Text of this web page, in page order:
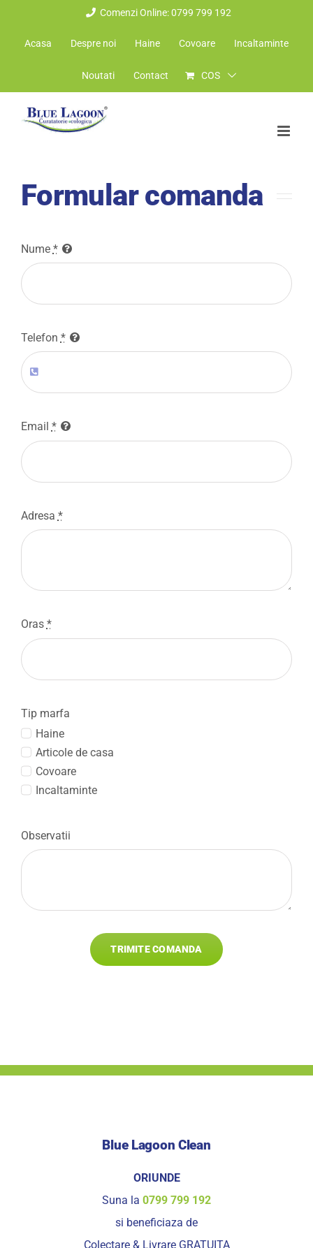
Comenzi Online: 0799 799 192
Acasa Despre noi Haine Covoare Incaltaminte
Noutati Contact COS
Formular comanda
Nume *
Telefon *
Email *
Adresa *
Oras *
Tip marfa
Haine
Articole de casa
Covoare
Incaltaminte
Observatii
TRIMITE COMANDA
Blue Lagoon Clean
ORIUNDE
Suna la 0799 799 192
si beneficiaza de
Colectare & Livrare GRATUITA